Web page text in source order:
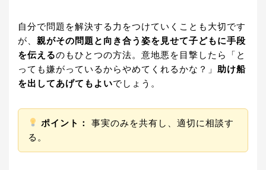
自分で問題を解決する力をつけていくことも大切です
が、 親がその問題と向き合う姿を見せて子どもに手段
を伝えるのもひとつの方法。意地悪を目撃したら「と
っても嫌がっているからやめてくれるかな？」 助け船
を出してあげてもよいでしょう。
ポイント：
事実のみを共有し、適切に相談す
る。